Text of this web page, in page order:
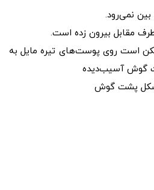
نمی‌رود.
مقابل بیرون زده است.
است روی پوست‌های تیره مایل به
گوش آسیب‌دیده
شکل پشت گوش